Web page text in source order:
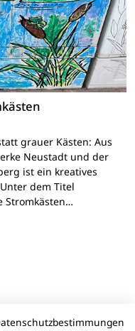
grauer Kästen: Aus
Neustadt und der
ist ein kreatives
dem Titel
Stromkästen…